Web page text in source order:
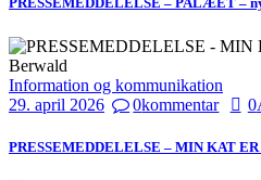
Information og kommunikation
29. april 2026
0kommentar 0
PRESSEMEDDELELSE – MIN KAT